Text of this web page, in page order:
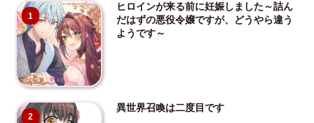
1
ヒロインが来る前に妊娠しました～詰ん
だはずの悪役令嬢ですが、どうやら違う
ようです～
2
異世界召喚は二度目です